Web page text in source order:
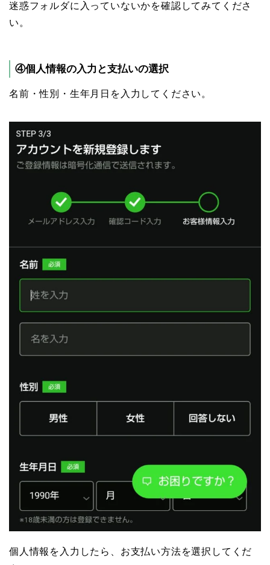
迷惑フォルダに入っていないかを確認してみてくださ
い。
④個人情報の入力と支払いの選択
名前・性別・生年月日を入力してください。
個人情報を入力したら、お支払い方法を選択してくだ